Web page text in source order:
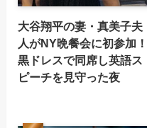
大谷翔平の妻・真美子夫
人がNY晩餐会に初参加！
黒ドレスで同席し英語ス
ピーチを見守った夜